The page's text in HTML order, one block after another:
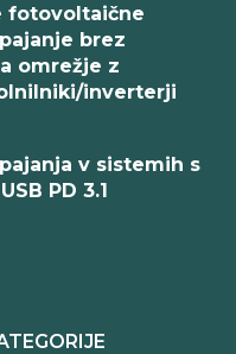
fotovoltaične
brez
omrežje z
inverterji
v sistemih s
PD 3.1